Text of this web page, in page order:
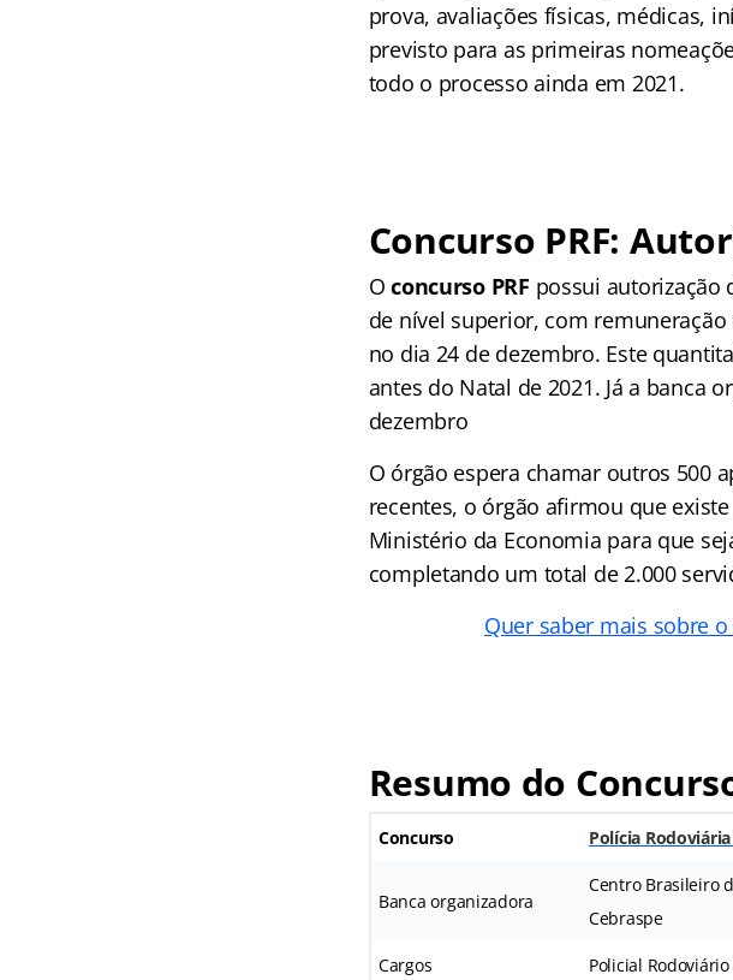
prova, avaliações físicas, médicas,
previsto para as primeiras
todo o processo ainda em 2021.
Concurso PRF:
Oconcurso PRF possui autorização
de nível superior, com
no dia 24 de dezembro. Este
antes do Natal de 2021. Já a banca
dezembro
O órgão espera chamar outros 500
recentes, o órgão afirmou que
Ministério da Economia para que
completando um total de 2.000
Quer saber mais sobre o
Resumo do
Concurso Polícia
Banca organizadora
Centro Brasileiro
Cebraspe
Cargos Policial